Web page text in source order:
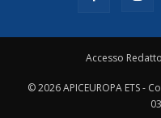
Accesso
© 2026 APICEUROPA ETS -